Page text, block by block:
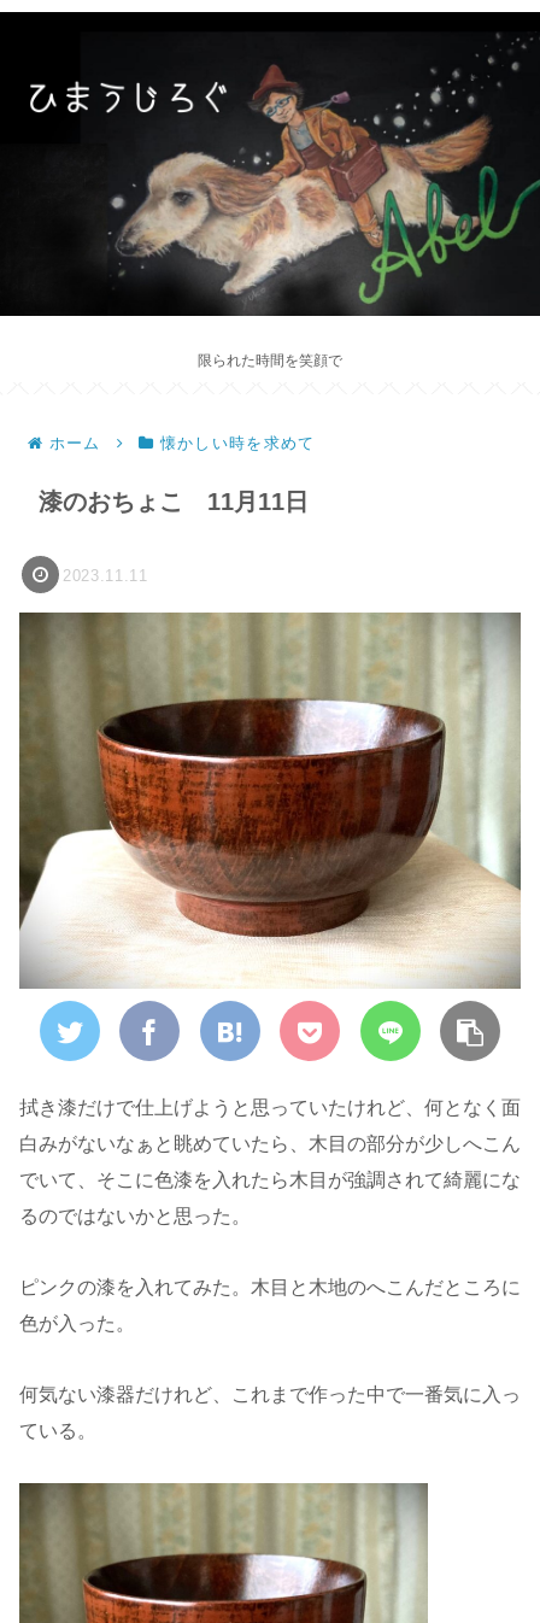
限られた時間を笑顔で
ホーム 懐かしい時を求めて
漆のおちょこ 11月11日
2023.11.11
拭き漆だけで仕上げようと思っていたけれど、何となく面
白みがないなぁと眺めていたら、木目の部分が少しへこん
でいて、そこに色漆を入れたら木目が強調されて綺麗にな
るのではないかと思った。
ピンクの漆を入れてみた。木目と木地のへこんだところに
色が入った。
何気ない漆器だけれど、これまで作った中で一番気に入っ
ている。